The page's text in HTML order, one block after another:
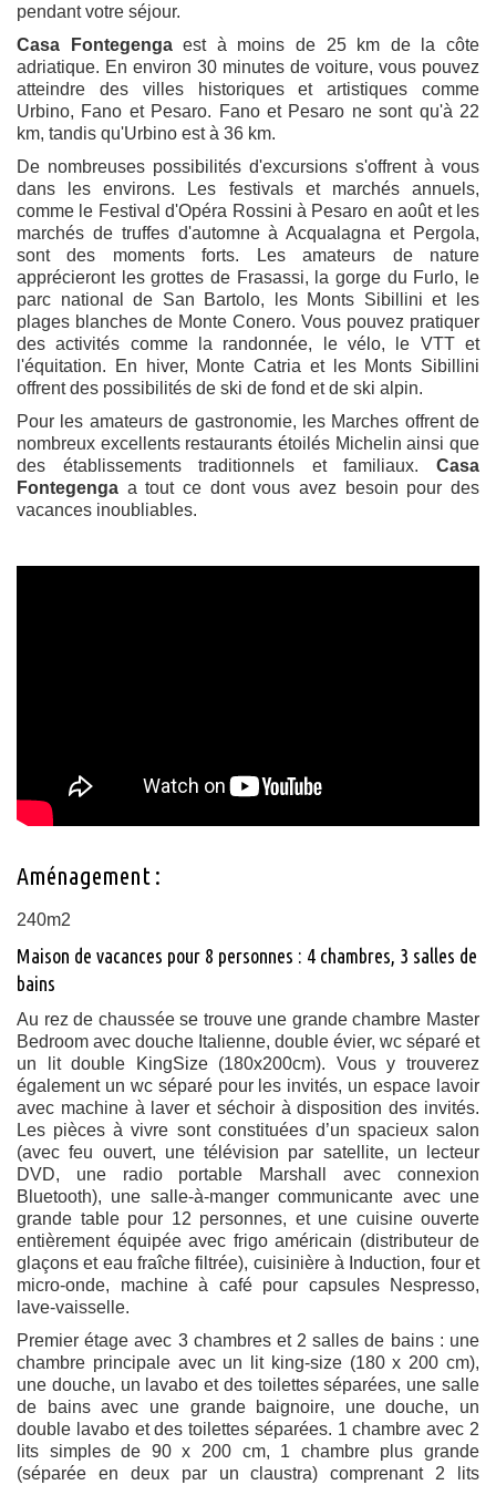
pendant votre séjour.
Casa Fontegengaest à moins de 25 km de la côte
adriatique. En environ 30 minutes de voiture, vous pouvez
atteindre des villes historiques et artistiques comme
Urbino, Fano et Pesaro. Fano et Pesaro ne sont qu'à 22
km, tandis qu'Urbino est à 36 km.
De nombreuses possibilités d'excursions s'offrent à vous
dans les environs. Les festivals et marchés annuels,
comme le Festival d'Opéra Rossini à Pesaro en août et les
marchés de truffes d'automne à Acqualagna et Pergola,
sont des moments forts. Les amateurs de nature
apprécieront les grottes de Frasassi, la gorge du Furlo, le
parc national de San Bartolo, les Monts Sibillini et les
plages blanches de Monte Conero. Vous pouvez pratiquer
des activités comme la randonnée, le vélo, le VTT et
l'équitation. En hiver, Monte Catria et les Monts Sibillini
offrent des possibilités de ski de fond et de ski alpin.
Pour les amateurs de gastronomie, les Marches offrent de
nombreux excellents restaurants étoilés Michelin ainsi que
des établissements traditionnels et familiaux. Casa
Fontegenga a tout ce dont vous avez besoin pour des
vacances inoubliables.
Aménagement :
240m2
Maison de vacances pour 8 personnes : 4 chambres, 3 salles de
bains
Au rez de chaussée se trouve une grande chambre Master
Bedroom avec douche Italienne, double évier, wc séparé et
un lit double KingSize (180x200cm). Vous y trouverez
également un wc séparé pour les invités, un espace lavoir
avec machine à laver et séchoir à disposition des invités.
Les pièces à vivre sont constituées d’un spacieux salon
(avec feu ouvert, une télévision par satellite, un lecteur
DVD, une radio portable Marshall avec connexion
Bluetooth), une salle-à-manger communicante avec une
grande table pour 12 personnes, et une cuisine ouverte
entièrement équipée avec frigo américain (distributeur de
glaçons et eau fraîche filtrée), cuisinière à Induction, four et
micro-onde, machine à café pour capsules Nespresso,
lave-vaisselle.
Premier étage avec 3 chambres et 2 salles de bains : une
chambre principale avec un lit king-size (180 x 200 cm),
une douche, un lavabo et des toilettes séparées, une salle
de bains avec une grande baignoire, une douche, un
double lavabo et des toilettes séparées. 1 chambre avec 2
lits simples de 90 x 200 cm,
1 chambre plus grande
(séparée en deux par un claustra) comprenant 2 lits